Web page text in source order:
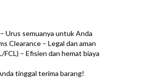
Urus semuanya untuk Anda
Clearance – Legal dan aman
FCL) – Efisien dan hemat biaya
tinggal terima barang!